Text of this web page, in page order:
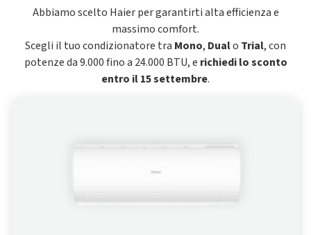
Abbiamo scelto Haier per garantirti alta efficienza e
massimo comfort.
Scegli il tuo condizionatore tra Mono, Dualo Trial, con
potenze da 9.000 fino a 24.000 BTU, e richiedi lo sconto
entro il 15 settembre.